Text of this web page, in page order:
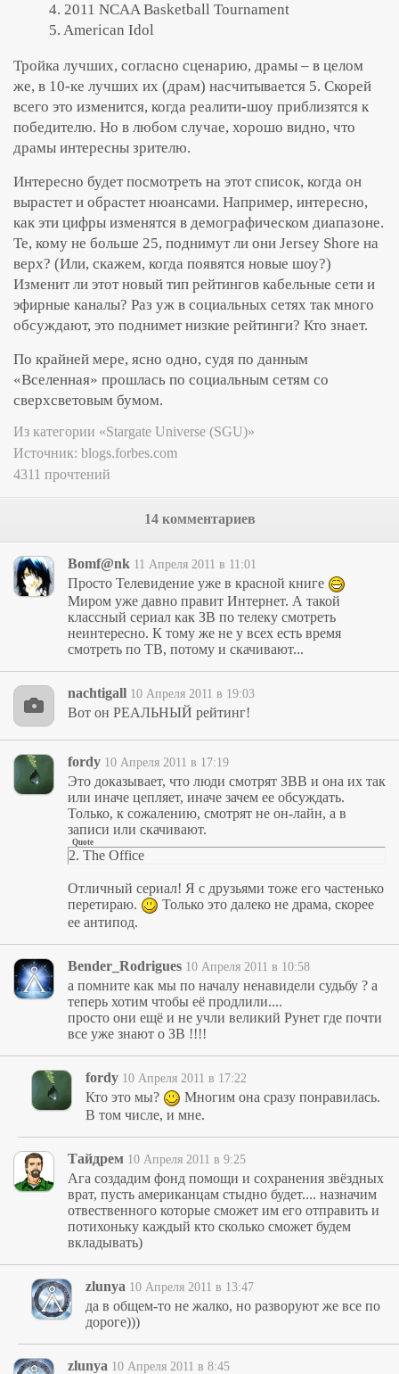
4. 2011 NCAA Basketball Tournament
5. American Idol
Тройка лучших, согласно сценарию, драмы – в целом
же, в 10-ке лучших их (драм) насчитывается 5. Скорей
всего это изменится, когда реалити-шоу приблизятся к
победителю. Но в любом случае, хорошо видно, что
драмы интересны зрителю.
Интересно будет посмотреть на этот список, когда он
вырастет и обрастет нюансами. Например, интересно,
как эти цифры изменятся в демографическом диапазоне.
Те, кому не больше 25, поднимут ли они Jersey Shore на
верх? (Или, скажем, когда появятся новые шоу?)
Изменит ли этот новый тип рейтингов кабельные сети и
эфирные каналы? Раз уж в социальных сетях так много
обсуждают, это поднимет низкие рейтинги? Кто знает.
По крайней мере, ясно одно, судя по данным
«Вселенная» прошлась по социальным сетям со
сверхсветовым бумом.
Из категории «Stargate Universe (SGU)»
Источник: blogs.forbes.com
4311 прочтений
14 комментариев
Bomf@nk 11 Апреля 2011 в 11:01
Просто Телевидение уже в красной книге
Миром уже давно правит Интернет. А такой
классный сериал как ЗВ по телеку смотреть
неинтересно. К тому же не у всех есть время
смотреть по ТВ, потому и скачивают...
nachtigall 10 Апреля 2011 в 19:03
Вот он РЕАЛЬНЫЙ рейтинг!
fordy 10 Апреля 2011 в 17:19
Это доказывает, что люди смотрят ЗВВ и она их так
или иначе цепляет, иначе зачем ее обсуждать.
Только, к сожалению, смотрят не он-лайн, а в
записи или скачивают.
Quote
2. The Office
Отличный сериал! Я с друзьями тоже его частенько
перетираю.
Только это далеко не драма, скорее
ее антипод.
Bender_Rodrigues 10 Апреля 2011 в 10:58
а помните как мы по началу ненавидели судьбу ? а
теперь хотим чтобы её продлили....
просто они ещё и не учли великий Рунет где почти
все уже знают о ЗВ !!!!
fordy 10 Апреля 2011 в 17:22
Кто это мы?
Многим она сразу понравилась.
В том числе, и мне.
Тайдрем 10 Апреля 2011 в 9:25
Ага создадим фонд помощи и сохранения звёздных
врат, пусть американцам стыдно будет.... назначим
отвественного которые сможет им его отправить и
потихоньку каждый кто сколько сможет будем
вкладывать)
zlunya 10 Апреля 2011 в 13:47
да в общем-то не жалко, но разворуют же все по
дороге)))
zlunya 10 Апреля 2011 в 8:45